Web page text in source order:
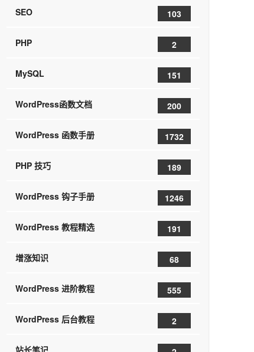
SEO 103
PHP 2
MySQL 151
WordPress函数文档 200
WordPress 函数手册 1732
PHP 技巧 189
WordPress 钩子手册 1246
WordPress 教程精选 191
增涨知识 68
WordPress 进阶教程 555
WordPress 后台教程 2
站长笔记